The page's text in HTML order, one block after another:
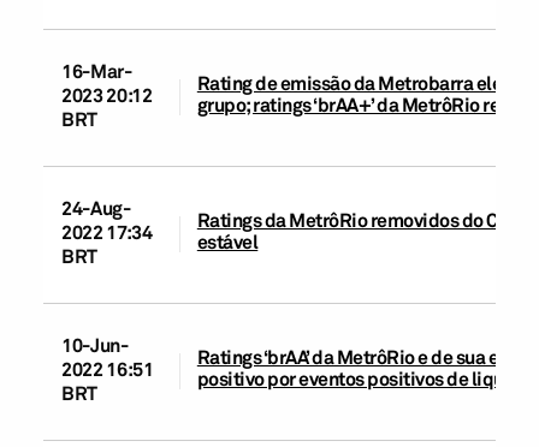
16-Mar-
2023 20:12
BRT
Rating de emissão da Metrobarra
grupo; ratings ‘brAA+’ da MetrôRio
24-Aug-
2022 17:34
BRT
Ratings da MetrôRio removidos do
estável
10-Jun-
2022 16:51
BRT
Ratings ‘brAA’ da MetrôRio e de sua
positivo por eventos positivos de liquidez